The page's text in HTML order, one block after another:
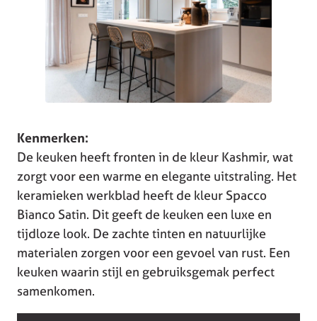
Kenmerken:
De keuken heeft fronten in de kleur Kashmir, wat
zorgt voor een warme en elegante uitstraling. Het
keramieken werkblad heeft de kleur Spacco
Bianco Satin. Dit geeft de keuken een luxe en
tijdloze look. De zachte tinten en natuurlijke
materialen zorgen voor een gevoel van rust. Een
keuken waarin stijl en gebruiksgemak perfect
samenkomen.